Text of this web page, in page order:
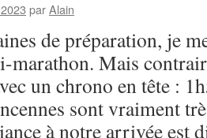
parAlain
de préparation, je
marathon. Mais
un chrono en tête :
sont vraiment
à notre arrivée est